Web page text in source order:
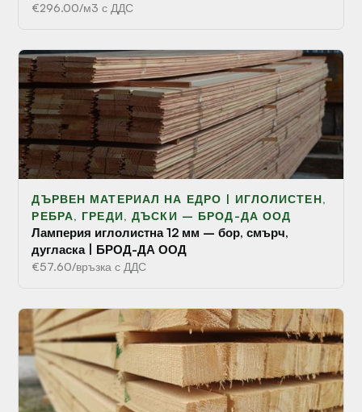
€296.00/м3 с ДДС
ДЪРВЕН МАТЕРИАЛ НА ЕДРО | ИГЛОЛИСТЕН,
РЕБРА, ГРЕДИ, ДЪСКИ – БРОД-ДА ООД
Ламперия иглолистна 12 мм – бор, смърч,
дугласка | БРОД-ДА ООД
€57.60/връзка с ДДС